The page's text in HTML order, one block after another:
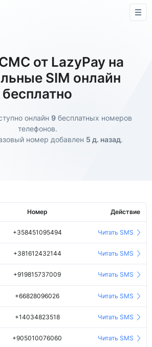
от LazyPay на
SIM онлайн
бесплатно
онлайн 9 бесплатных номеров
телефонов.
номер добавлен 5 д. назад.
Номер Действие
+358451095494 Читать SMS
+381612432144 Читать SMS
+919815737009 Читать SMS
+66828096026 Читать SMS
+14034823518 Читать SMS
+905010076060 Читать SMS